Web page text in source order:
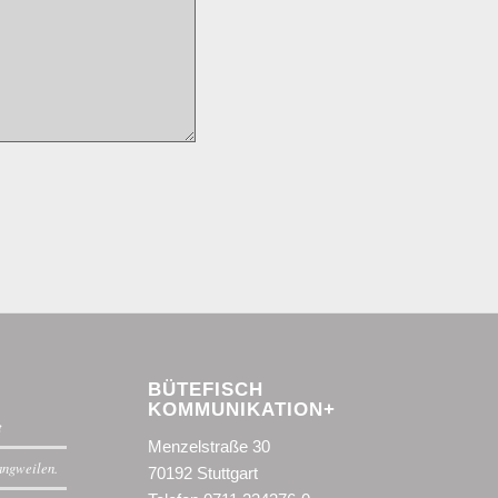
BÜTEFISCH
KOMMUNIKATION+
Menzelstraße 30
70192 Stuttgart